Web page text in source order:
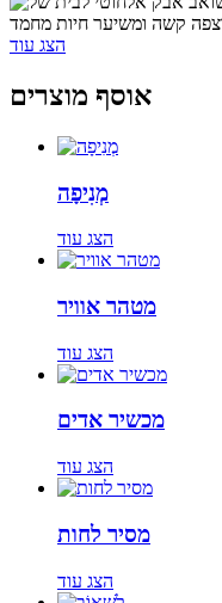
הצג עוד
אוסף מוצרים
מְנִיפָה
הצג עוד
מטהר אוויר
הצג עוד
מכשיר אדים
הצג עוד
מסיר לחות
הצג עוד